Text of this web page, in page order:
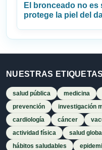
El bronceado no
protege la piel del
NUESTRAS
salud pública medicina
prevención
investigación
cardiología
cáncer
actividad física
salud global
hábitos saludables